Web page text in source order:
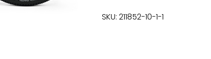
SKU: 211852-10-1-1